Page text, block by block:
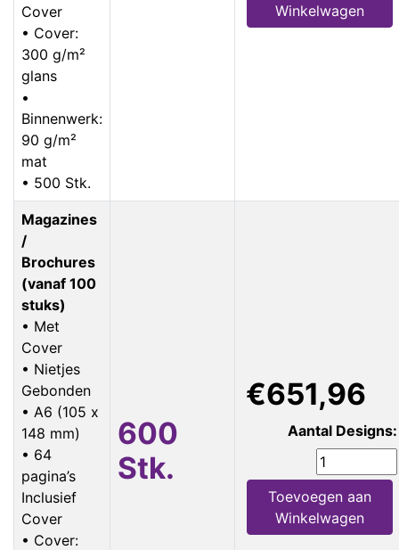
Cover
• Cover:
300 g/m²
glans
•
Binnenwerk:
90 g/m²
mat
• 500 Stk.
Winkelwagen
Magazines
/
Brochures
(vanaf 100
stuks)
• Met
Cover
• Nietjes
Gebonden
• A6 (105 x
148 mm)
• 64
pagina’s
Inclusief
Cover
• Cover:
600
Stk.
€651,96
Aantal Designs:
Toevoegen aan
Winkelwagen